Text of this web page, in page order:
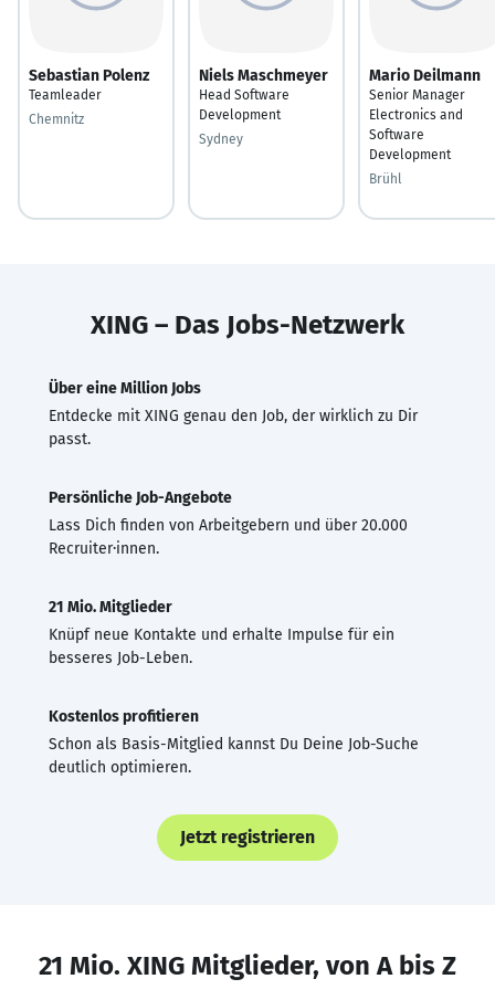
Sebastian Polenz
Teamleader
Chemnitz
Niels Maschmeyer
Head Software
Development
Sydney
Mario Deilmann
Senior Manager
Electronics and
Software
Development
Brühl
XING – Das Jobs-Netzwerk
Über eine Million Jobs
Entdecke mit XING genau den Job, der wirklich zu Dir
passt.
Persönliche Job-Angebote
Lass Dich finden von Arbeitgebern und über 20.000
Recruiter·innen.
21 Mio. Mitglieder
Knüpf neue Kontakte und erhalte Impulse für ein
besseres Job-Leben.
Kostenlos profitieren
Schon als Basis-Mitglied kannst Du Deine Job-Suche
deutlich optimieren.
Jetzt registrieren
21 Mio. XING Mitglieder, von A bis Z